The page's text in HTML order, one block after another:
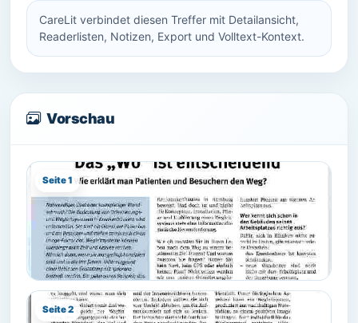
CareLit verbindet diesen Treffer mit Detailansicht,
Readerlisten, Notizen, Export und Volltext-Kontext.
Vorschau
Seite 1
Seite 2